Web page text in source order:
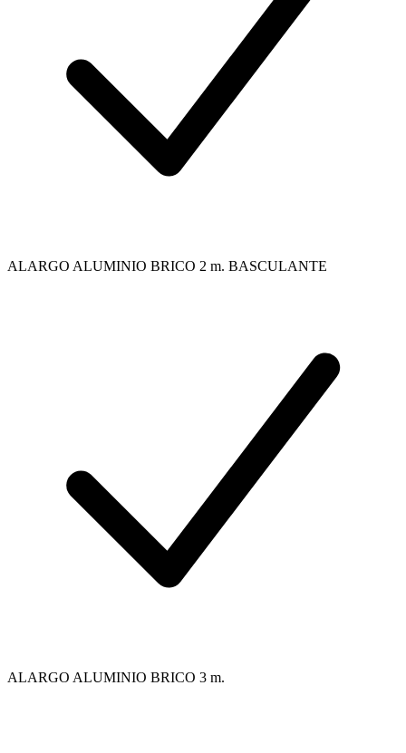
ALARGO ALUMINIO BRICO 2 m. BASCULANTE
ALARGO ALUMINIO BRICO 3 m.